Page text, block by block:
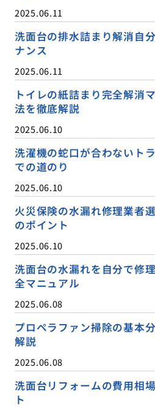
2025.06.11
洗面台の排水詰まり解消自
ナンス
2025.06.11
トイレの紙詰まり完全解消
法を徹底解説
2025.06.10
洗濯機の蛇口が合わないト
での道のり
2025.06.10
火災保険の水漏れ修理業者
のポイント
2025.06.10
洗面台の水漏れを自分で修
全マニュアル
2025.06.08
プロペラファン掃除の基本
解説
2025.06.08
洗面台リフォームの費用相
ト